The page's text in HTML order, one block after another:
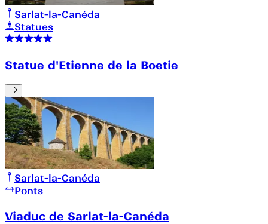
Sarlat-la-Canéda
Statues
Statue d'Etienne de la Boetie
Sarlat-la-Canéda
Ponts
Viaduc de Sarlat-la-Canéda